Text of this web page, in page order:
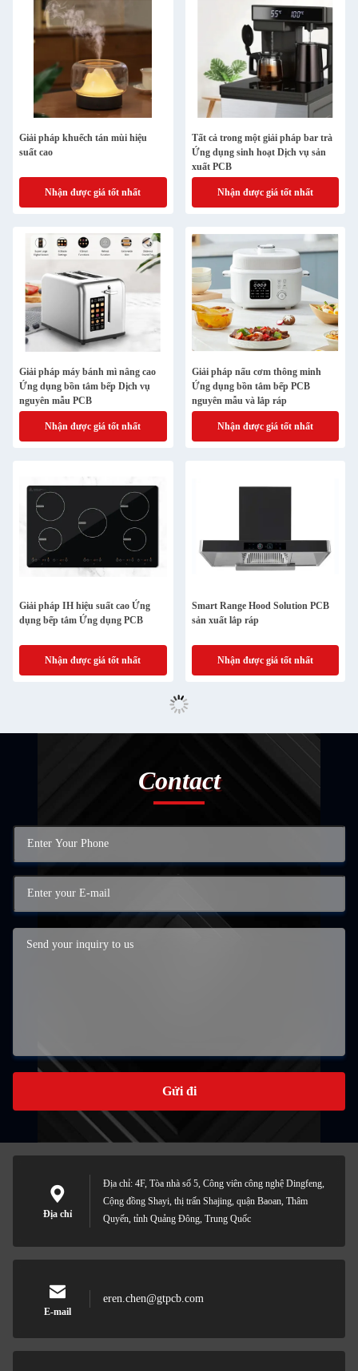
Giải pháp khuếch tán mùi hiệu
suất cao
Nhận được giá tốt nhất
Tất cả trong một giải pháp bar trà
Ứng dụng sinh hoạt Dịch vụ sản
xuất PCB
Nhận được giá tốt nhất
Giải pháp máy bánh mì nâng cao
Ứng dụng bồn tắm bếp Dịch vụ
nguyên mẫu PCB
Nhận được giá tốt nhất
Giải pháp nấu cơm thông minh
Ứng dụng bồn tắm bếp PCB
nguyên mẫu và lắp ráp
Nhận được giá tốt nhất
Giải pháp IH hiệu suất cao Ứng
dụng bếp tắm Ứng dụng PCB
Nhận được giá tốt nhất
Smart Range Hood Solution PCB
sản xuất lắp ráp
Nhận được giá tốt nhất
Contact
Gửi đi
Địa chỉ
Địa chỉ: 4F, Tòa nhà số 5, Công viên công nghệ Dingfeng,
Cộng đồng Shayi, thị trấn Shajing, quận Baoan, Thâm
Quyến, tỉnh Quảng Đông, Trung Quốc
E-mail
eren.chen@gtpcb.com